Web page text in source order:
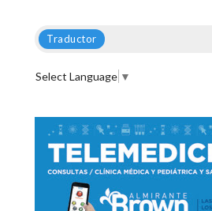
Traductor
Select Language ▼